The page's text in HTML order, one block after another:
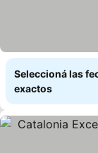
Seleccioná las
exactos